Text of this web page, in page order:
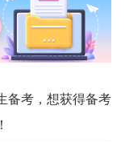
备考，想获得备考
！